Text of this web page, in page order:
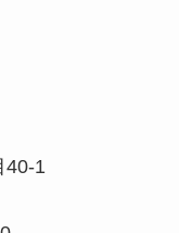
40-1